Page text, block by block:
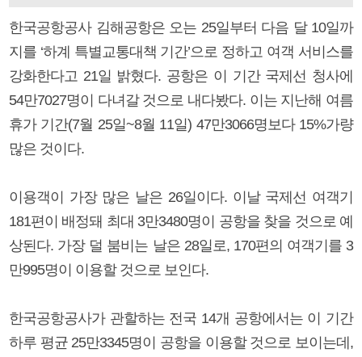
한국공항공사 김해공항은 오는 25일부터 다음 달 10일까
지를 ‘하계 특별교통대책 기간’으로 정하고 여객 서비스를
강화한다고 21일 밝혔다. 공항은 이 기간 국제선 청사에
54만7027명이 다녀갈 것으로 내다봤다. 이는 지난해 여름
휴가 기간(7월 25일~8월 11일) 47만3066명보다 15%가량
많은 것이다.
이용객이 가장 많은 날은 26일이다. 이날 국제선 여객기
181편이 배정돼 최대 3만3480명이 공항을 찾을 것으로 예
상된다. 가장 덜 붐비는 날은 28일로, 170편의 여객기를 3
만995명이 이용할 것으로 보인다.
한국공항공사가 관할하는 전국 14개 공항에서는 이 기간
하루 평균 25만3345명이 공항을 이용할 것으로 보이는데,